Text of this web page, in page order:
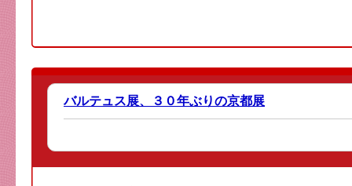
バルテュス展、３０年ぶりの京都展